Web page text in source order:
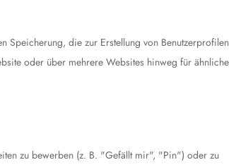
Speicherung, die zur Erstellung von Benutzerprofilen
oder über mehrere Websites hinweg für ähnliche
zu bewerben (z. B. "Gefällt mir", "Pin") oder zu